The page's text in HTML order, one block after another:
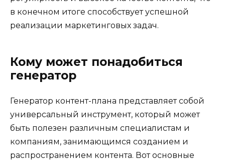
в конечном итоге способствует успешной
реализации маркетинговых задач.
Кому может понадобиться
генератор
Генератор контент-плана представляет собой
универсальный инструмент, который может
быть полезен различным специалистам и
компаниям, занимающимся созданием и
распространением контента. Вот основные